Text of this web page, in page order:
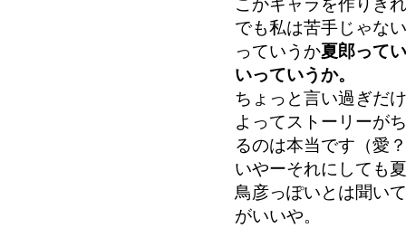
こかキャラを作りき
でも私は苦手じゃな
っていうか夏郎って
いっていうか。
ちょっと言い過ぎだ
よってストーリーが
るのは本当です（愛
いやーそれにしても
鳥彦っぽいとは聞い
がいいや。